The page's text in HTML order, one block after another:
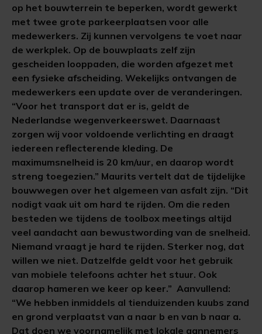
op het bouwterrein te beperken, wordt gewerkt
met twee grote parkeerplaatsen voor alle
medewerkers. Zij kunnen vervolgens te voet naar
de werkplek. Op de bouwplaats zelf zijn
gescheiden looppaden, die worden afgezet met
een fysieke afscheiding. Wekelijks ontvangen de
medewerkers een update over de veranderingen.
“Voor het transport dat er is, geldt de
Nederlandse wegenverkeerswet. Daarnaast
zorgen wij voor voldoende verlichting en draagt
iedereen reflecterende kleding. De
maximumsnelheid is 20 km/uur, en daarop wordt
streng toegezien.” Maurits vertelt dat de tijdelijke
bouwwegen over het algemeen van asfalt zijn. “Dit
nodigt vaak uit om hard te rijden. Om die reden
besteden we tijdens de toolbox meetings altijd
veel aandacht aan bewustwording van de snelheid.
Niemand vraagt je hard te rijden. Sterker nog, dat
willen we niet. Datzelfde geldt voor het gebruik
van mobiele telefoons achter het stuur. Ook
daarop hameren we keer op keer.” Aanvullend:
“We hebben inmiddels al tienduizenden kuubs zand
en grond verplaatst van a naar b en van b naar a.
Dat doen we voornamelijk met lokale aannemers